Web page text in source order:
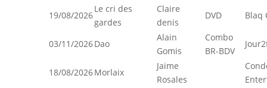
19/08/2026
Le cri des
gardes
Claire
denis
DVD Blaq
03/11/2026Dao
Alain
Gomis
Combo
BR-BDV
18/08/2026Morlaix
Jaime
Rosales